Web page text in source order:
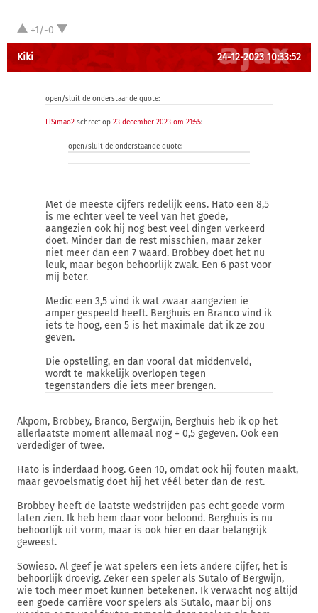
+1/-0
Kiki 24-12-2023 10:33:52
open/sluit de onderstaande quote:
ElSimao2 schreef op 23 december 2023 om 21:55:
open/sluit de onderstaande quote:
Met de meeste cijfers redelijk eens. Hato een 8,5
is me echter veel te veel van het goede,
aangezien ook hij nog best veel dingen verkeerd
doet. Minder dan de rest misschien, maar zeker
niet meer dan een 7 waard. Brobbey doet het nu
leuk, maar begon behoorlijk zwak. Een 6 past voor
mij beter.
Medic een 3,5 vind ik wat zwaar aangezien ie
amper gespeeld heeft. Berghuis en Branco vind ik
iets te hoog, een 5 is het maximale dat ik ze zou
geven.
Die opstelling, en dan vooral dat middenveld,
wordt te makkelijk overlopen tegen
tegenstanders die iets meer brengen.
Akpom, Brobbey, Branco, Bergwijn, Berghuis heb ik op het
allerlaatste moment allemaal nog + 0,5 gegeven. Ook een
verdediger of twee.
Hato is inderdaad hoog. Geen 10, omdat ook hij fouten maakt,
maar gevoelsmatig doet hij het véél beter dan de rest.
Brobbey heeft de laatste wedstrijden pas echt goede vorm
laten zien. Ik heb hem daar voor beloond. Berghuis is nu
behoorlijk uit vorm, maar is ook hier en daar belangrijk
geweest.
Sowieso. Al geef je wat spelers een iets andere cijfer, het is
behoorlijk droevig. Zeker een speler als Sutalo of Bergwijn,
wie toch meer moet kunnen betekenen. Ik verwacht nog altijd
een goede carrière voor spelers als Sutalo, maar bij ons